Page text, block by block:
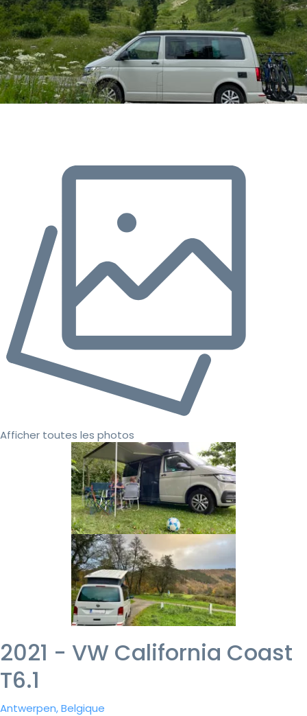
Afficher toutes les photos
2021 - VW California Coast
T6.1
Antwerpen, Belgique